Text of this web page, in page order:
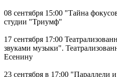
08 сентября 15:00 "Тайна
студии "Триумф"
17 сентября 17:00
звуками музыки".
Есенину
23 сентября в 17:00 "Параллели